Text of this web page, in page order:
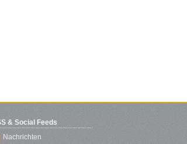
& Social Feeds
Nachrichten